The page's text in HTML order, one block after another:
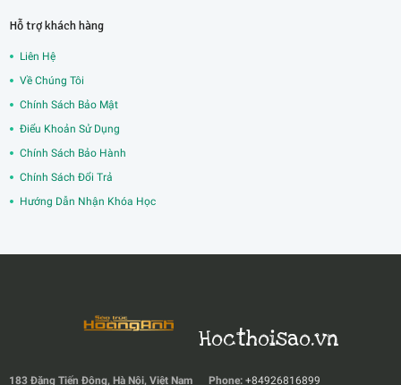
Hỗ trợ khách hàng
Liên Hệ
Về Chúng Tôi
Chính Sách Bảo Mật
Điểu Khoản Sử Dụng
Chính Sách Bảo Hành
Chính Sách Đổi Trả
Hướng Dẫn Nhận Khóa Học
Hocthoisao.vn
Phone: +84926816899
183 Đặng Tiến Đông, Hà Nội, Việt Nam